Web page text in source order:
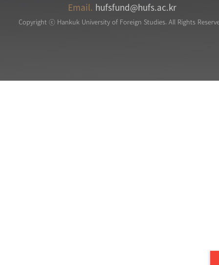
Email. hufsfund@hufs.ac.kr
Copyright ⓒ Hankuk University of Foreign Studies. All Rights